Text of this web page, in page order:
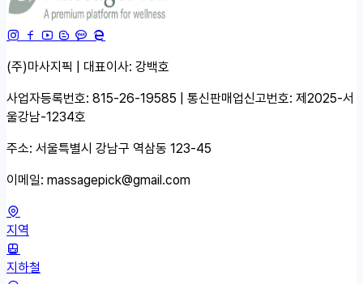
(주)마사지픽 | 대표이사: 강백호
사업자등록번호: 815-26-19585 | 통신판매업신고번호: 제2025-서
울강남-1234호
주소: 서울특별시 강남구 역삼동 123-45
이메일: massagepick@gmail.com
지역
지하철